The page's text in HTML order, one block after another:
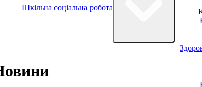
Шкільна соціальна робота